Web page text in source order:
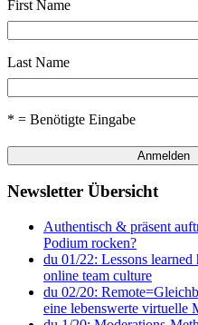
First Name
Last Name
* = Benötigte Eingabe
Newsletter Übersicht
Authentisch & präsent
Podium rocken?
du 01/22: Lessons
online team culture
du 02/20:
eine lebenswerte virtuelle